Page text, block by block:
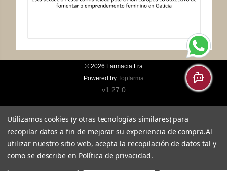
© 2026 Farmacia Fra
Powered by Topfarma
v1.27.0
Utilizamos cookies (y otras tecnologías similares) para
recopilar datos a fin de mejorar su experiencia de compra.Al
utilizar nuestro sitio web, acepta la recopilación de datos tal y
como se describe en Política de privacidad.